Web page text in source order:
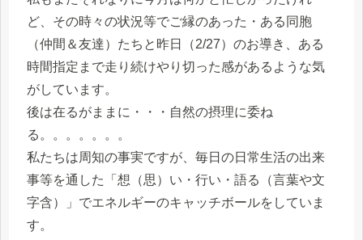
ど、その時々の状況等でご縁のあった・ある同胞
（仲間＆友達）たちと昨日（2/27）のお導き、ある
時間指定まで走り続けやり切った感があるような気
がしています。
後は在るがままに・・・自然の摂理に委ね
る。。。。。。。
私たちは周知の事実ですが、毎日の日常生活の出来
事等を通した「想（思）い・行い・語る（言葉や文
字含）」でエネルギーのキャッチボールをしていま
す。